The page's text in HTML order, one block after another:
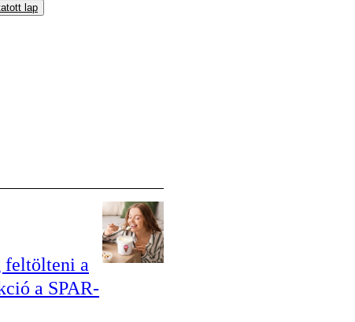
lap
feltölteni a
a SPAR-